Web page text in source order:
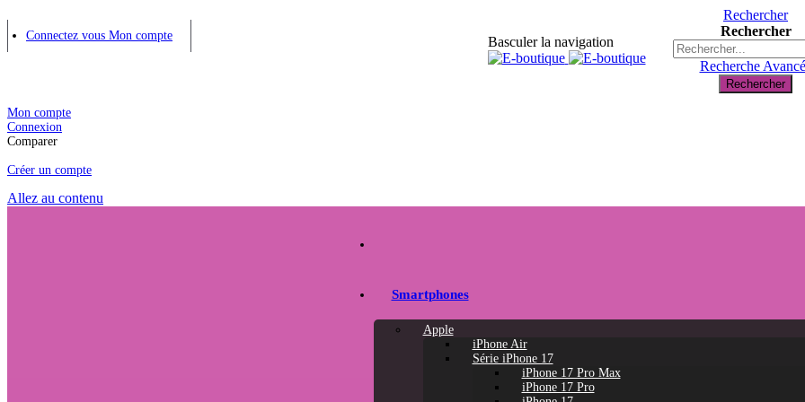
Connectez vous Mon compte Basculer la navigation
Rechercher
Rechercher
Recherche
Rechercher
Mon compte
Connexion
Comparer
Créer un compte
Allez au contenu
Smartphones
Apple
iPhone Air
Série iPhone 17
iPhone 17 Pro Max
iPhone 17 Pro